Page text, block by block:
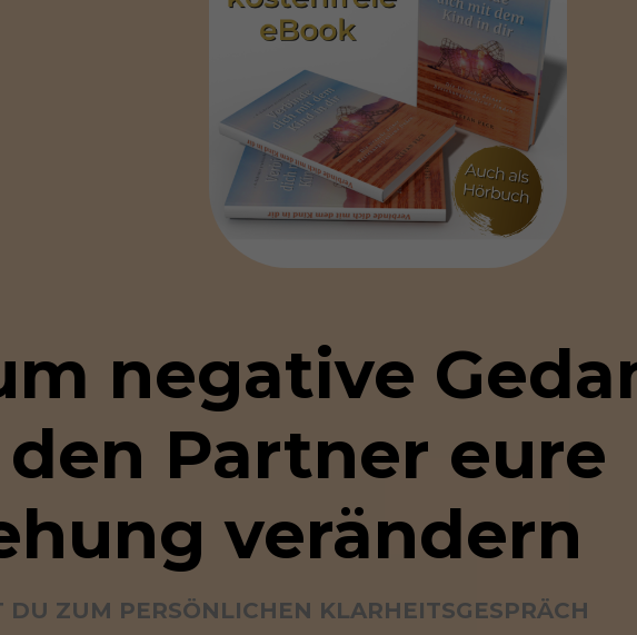
negative
Partner eure
verändern
DU ZUM PERSÖNLICHEN KLARHEITSGESPRÄCH